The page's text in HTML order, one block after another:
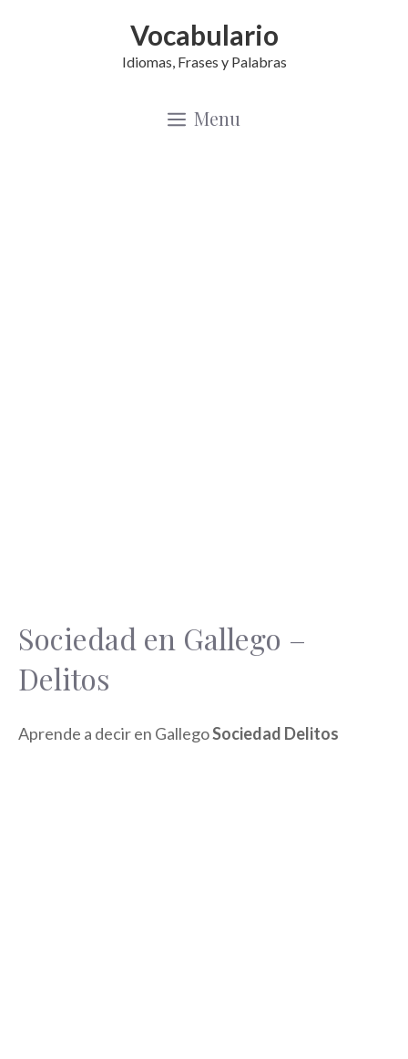
Vocabulario
Idiomas, Frases y Palabras
Menu
Sociedad en Gallego –
Delitos
Aprende a decir en GallegoSociedad Delitos